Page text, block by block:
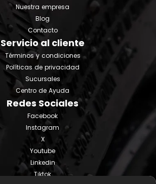
Nuestra empresa
Blog
Contacto
Servicio al cliente
Términos y condiciones
Políticas de privacidad
Sucursales
Centro de Ayuda
Redes Sociales
Facebook
Instagram
X
Youtube
Linkedin
Tiktok